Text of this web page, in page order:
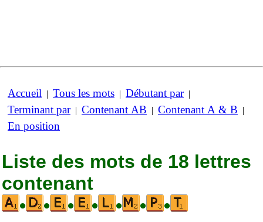
Accueil | Tous les mots | Débutant par|
Terminant par| Contenant AB | Contenant A & B |
En position
Liste des mots de 18 lettres
contenant
•
• • • • • •